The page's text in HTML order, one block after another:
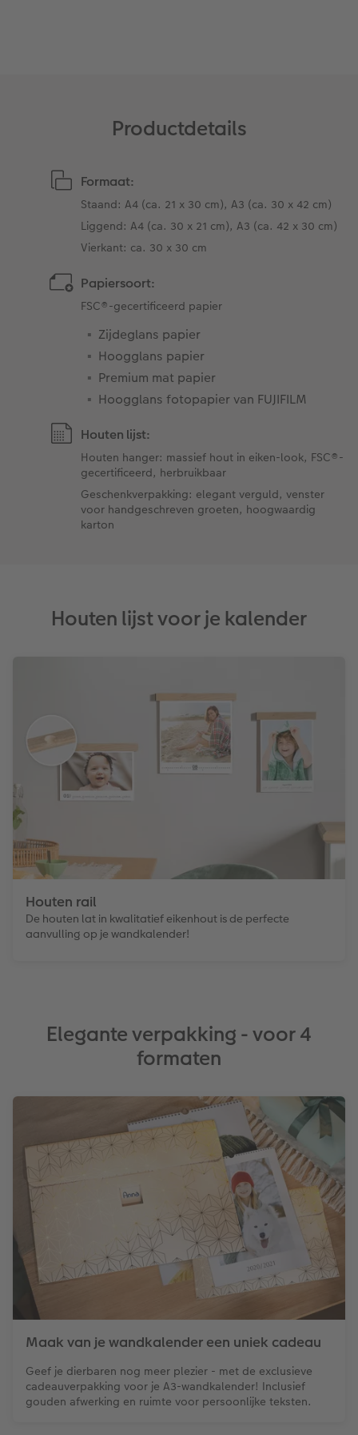
Tips voor fotoboeken
Productdetails
Formaat:
Staand: A4 (ca. 21 x 30 cm), A3 (ca. 30 x 42 cm)
Liggend: A4 (ca. 30 x 21 cm), A3 (ca. 42 x 30 cm)
Vierkant: ca. 30 x 30 cm
Papiersoort:
FSC®-gecertificeerd papier
Zijdeglans papier
Hoogglans papier
Premium mat papier
Hoogglans fotopapier van FUJIFILM
Houten lijst:
Houten hanger: massief hout in eiken-look, FSC®-
gecertificeerd, herbruikbaar
Geschenkverpakking: elegant verguld, venster
voor handgeschreven groeten, hoogwaardig
karton
Houten lijst voor je kalender
Houten rail
De houten lat in kwalitatief eikenhout is de perfecte
aanvulling op je wandkalender!
Elegante verpakking - voor 4
formaten
Maak van je wandkalender een uniek cadeau
Geef je dierbaren nog meer plezier - met de exclusieve
cadeauverpakking voor je A3-wandkalender! Inclusief
gouden afwerking en ruimte voor persoonlijke teksten.